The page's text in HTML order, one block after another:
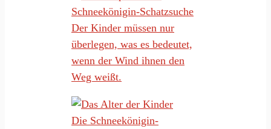
Der Kinder müssen nur
überlegen, was es bedeutet,
wenn der Wind ihnen den
Weg weißt.
Die Schneekönigin-